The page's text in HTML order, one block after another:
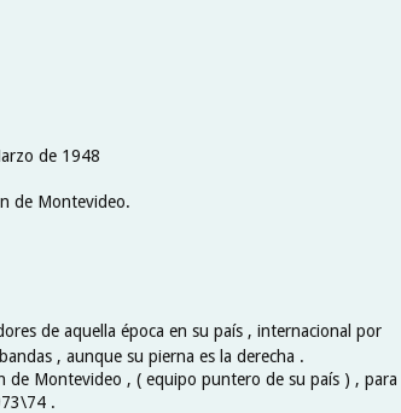
de 1948
de Montevideo.
de aquella época en su país , internacional por
, aunque su pierna es la derecha .
de Montevideo , ( equipo puntero de su país ) , para
.